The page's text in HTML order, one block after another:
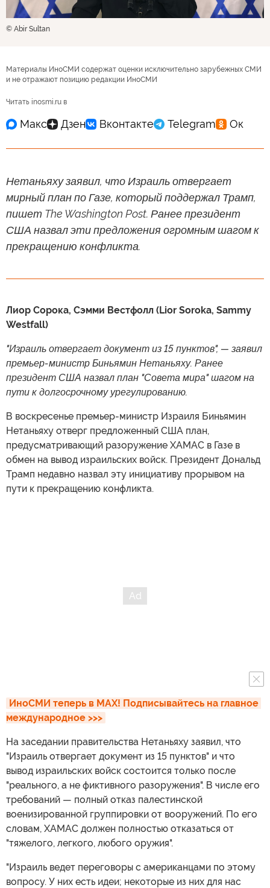
© Abir Sultan
Материалы ИноСМИ содержат оценки исключительно зарубежных СМИ
и не отражают позицию редакции ИноСМИ
Читать inosmi.ru в
Нетаньяху заявил, что Израиль отвергает
мирный план по Газе, который поддержал Трамп,
пишет The Washington Post. Ранее президент
США назвал эти предложения огромным шагом к
прекращению конфликта.
Лиор Сорока, Сэмми Вестфолл (Lior Soroka, Sammy
Westfall)
"Израиль отвергает документ из 15 пунктов", — заявил
премьер-министр Биньямин Нетаньяху. Ранее
президент США назвал план "Совета мира" шагом на
пути к долгосрочному урегулированию.
В воскресенье премьер-министр Израиля Биньямин
Нетаньяху отверг предложенный США план,
предусматривающий разоружение ХАМАС в Газе в
обмен на вывод израильских войск. Президент Дональд
Трамп недавно назвал эту инициативу прорывом на
пути к прекращению конфликта.
ИноСМИ теперь в MAX! Подписывайтесь на главное
международное >>>
На заседании правительства Нетаньяху заявил, что
"Израиль отвергает документ из 15 пунктов" и что
вывод израильских войск состоится только после
"реального, а не фиктивного разоружения". В числе его
требований — полный отказ палестинской
военизированной группировки от вооружений. По его
словам, ХАМАС должен полностью отказаться от
"тяжелого, легкого, любого оружия".
"Израиль ведет переговоры с американцами по этому
вопросу. У них есть идеи; некоторые из них для нас